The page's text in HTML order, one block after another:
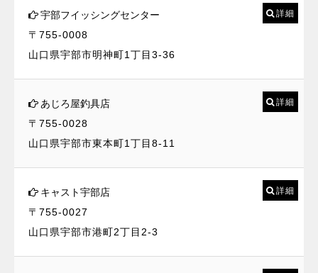
宇部フイッシングセンター
〒755-0008
山口県宇部市明神町1丁目3-36
詳細
あじろ屋釣具店
〒755-0028
山口県宇部市東本町1丁目8-11
詳細
キャスト宇部店
〒755-0027
山口県宇部市港町2丁目2-3
詳細